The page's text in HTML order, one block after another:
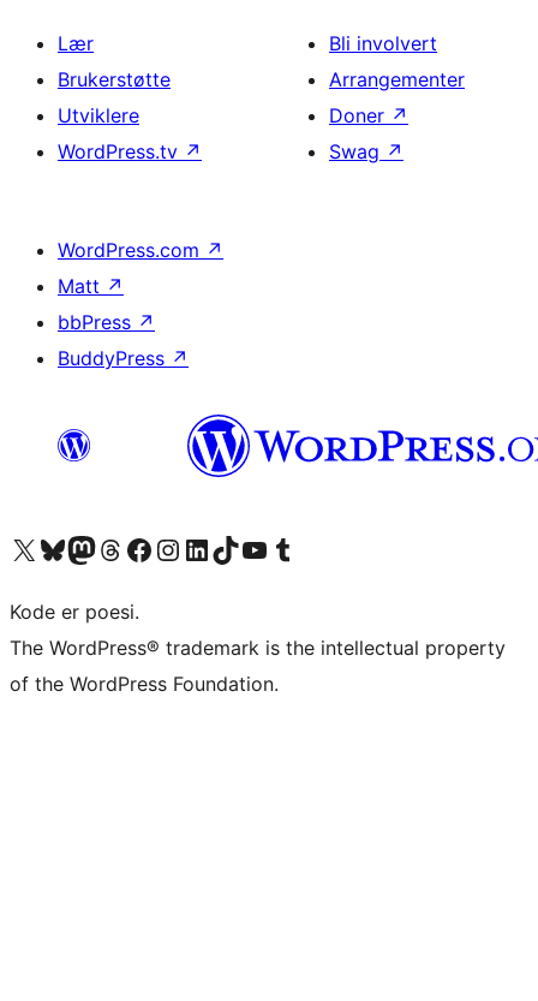
Lær
Brukerstøtte
Utviklere
WordPress.tv ↗
Bli involvert
Arrangementer
Doner ↗
Swag ↗
WordPress.com ↗
Matt ↗
bbPress ↗
BuddyPress ↗
Besøk vår konto på X Visit our Bluesky account
Besøk vår Mastodon-konto
Visit our Threads account
Besøk vår Facebook-sideBesøk vår Instagram-konto
Besøk vår LinkedIn-konto
Visit our TikTok account
Visit our YouTube channel
Visit our Tumblr account
Kode er poesi.
The WordPress® trademark is the intellectual property
of the WordPress Foundation.